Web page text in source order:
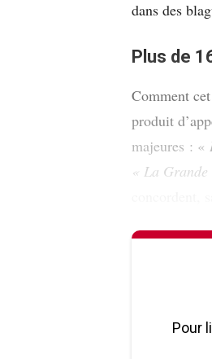
dans des
Plus de
Comment
produit
majeures : «
« La
Pour